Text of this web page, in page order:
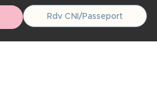
Rdv CNI/Passeport